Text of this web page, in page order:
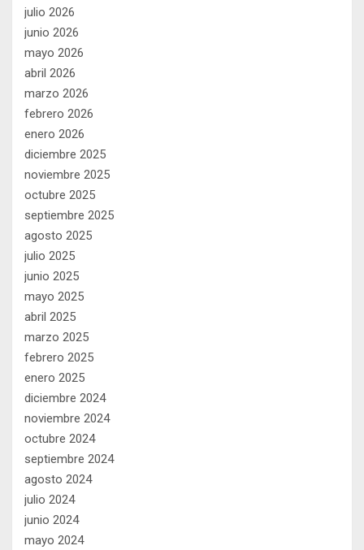
julio 2026
junio 2026
mayo 2026
abril 2026
marzo 2026
febrero 2026
enero 2026
diciembre 2025
noviembre 2025
octubre 2025
septiembre 2025
agosto 2025
julio 2025
junio 2025
mayo 2025
abril 2025
marzo 2025
febrero 2025
enero 2025
diciembre 2024
noviembre 2024
octubre 2024
septiembre 2024
agosto 2024
julio 2024
junio 2024
mayo 2024